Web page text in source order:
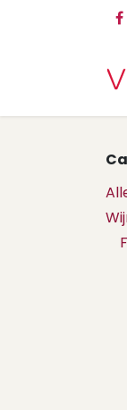
Overslaan naar